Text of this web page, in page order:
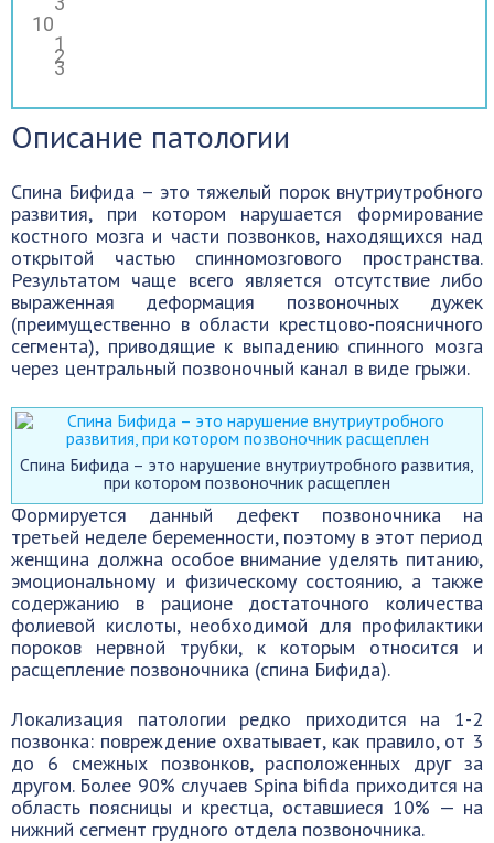
Описание патологии
Спина Бифида – это тяжелый порок внутриутробного
развития, при котором нарушается формирование
костного мозга и части позвонков, находящихся над
открытой частью спинномозгового пространства.
Результатом чаще всего является отсутствие либо
выраженная деформация позвоночных дужек
(преимущественно в области крестцово-поясничного
сегмента), приводящие к выпадению спинного мозга
через центральный позвоночный канал в виде грыжи.
Спина Бифида – это нарушение внутриутробного развития,
при котором позвоночник расщеплен
Формируется данный дефект позвоночника на
третьей неделе беременности, поэтому в этот период
женщина должна особое внимание уделять питанию,
эмоциональному и физическому состоянию, а также
содержанию в рационе достаточного количества
фолиевой кислоты, необходимой для профилактики
пороков нервной трубки, к которым относится и
расщепление позвоночника (спина Бифида).
Локализация патологии редко приходится на 1-2
позвонка: повреждение охватывает, как правило, от 3
до 6 смежных позвонков, расположенных друг за
другом. Более 90% случаев Spina bifida приходится на
область поясницы и крестца, оставшиеся 10% — на
нижний сегмент грудного отдела позвоночника.